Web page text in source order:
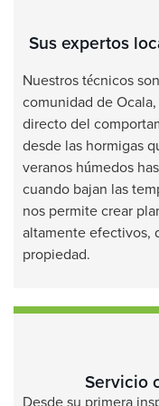
Sus expertos
Nuestros técnicos
comunidad de
directo del
desde las hormigas
veranos húmedos
cuando bajan las
nos permite crear
altamente efectivos,
propiedad.
Servicio
Desde su primera